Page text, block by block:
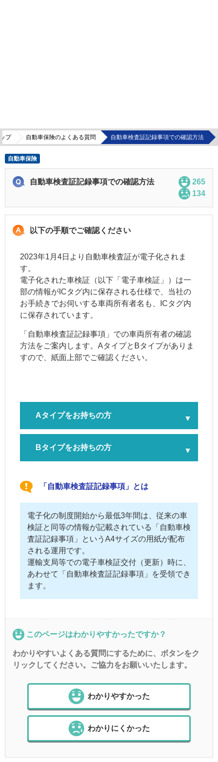
プ 自動車保険のよくある質問 自動車検査証記録事項での確認方法
自動車保険
自動車検査証記録事項での確認方法
265
134
以下の手順でご確認ください
2023年1月4日より自動車検査証が電子化されま
す。
電子化された車検証（以下「電子車検証」）は一
部の情報がICタグ内に保存される仕様で、当社の
お手続きでお伺いする車両所有者名も、ICタグ内
に保存されています。
「自動車検査証記録事項」での車両所有者の確認
方法をご案内します。AタイプとBタイプがありま
すので、紙面上部でご確認ください。
Aタイプをお持ちの方
Bタイプをお持ちの方
「自動車検査証記録事項」とは
電子化の制度開始から最低3年間は、従来の車
検証と同等の情報が記載されている「自動車検
査証記録事項」というA4サイズの用紙が配布
される運用です。
運輸支局等での電子車検証交付（更新）時に、
あわせて「自動車検査証記録事項」を受領でき
ます。
このページはわかりやすかったですか？
わかりやすいよくある質問にするために、ボタンをク
リックしてください。ご協力をお願いいたします。
わかりやすかった
わかりにくかった